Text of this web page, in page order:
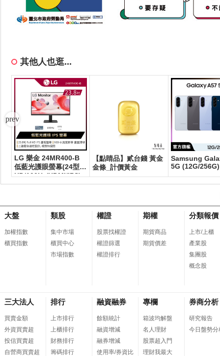
其他人也逛...
LG 樂金 24MR400-B
低藍光護眼螢幕(24型/F
HD/100Hz/HDMI/IPS)
【點睛品】貳台錢 黃金
金條_計價黃金
Samsung
5G (12G/256G)
大盤
加權指數
櫃買指數
類股
集中市場
櫃買中心
市場指數
權證
股票找權證
權證篩選
權證排行
期權
期貨商品
期貨價差
分類報價
上市/上櫃
產業股
集團股
概念股
三大法人
買賣金額
外資買賣超
投信買賣超
自營商買賣超
排行
上市排行
上櫃排行
財務排行
籌碼排行
融資融券
餘額統計
融資增減
融券增減
使用率/券資比
專欄
箱波均解盤
名人理財
股票超入門
理財我最大
券商分析
研究報告
今日盤勢分